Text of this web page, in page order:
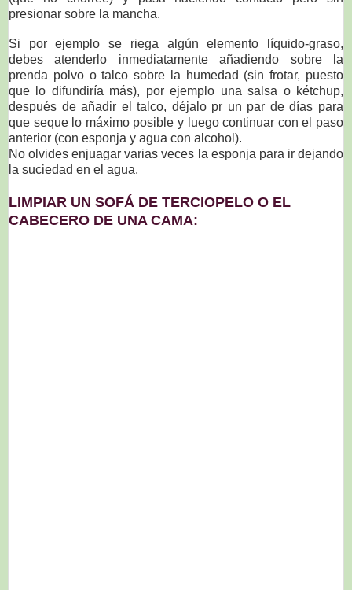
presionar sobre la mancha.
Si por ejemplo se riega algún elemento líquido-graso,
debes atenderlo inmediatamente añadiendo sobre la
prenda polvo o talco sobre la humedad (sin frotar, puesto
que lo difundiría más), por ejemplo una salsa o kétchup,
después de añadir el talco, déjalo pr un par de días para
que seque lo máximo posible y luego continuar con el paso
anterior (con esponja y agua con alcohol).
No olvides enjuagar varias veces la esponja para ir dejando
la suciedad en el agua.
LIMPIAR UN SOFÁ DE TERCIOPELO O EL
CABECERO DE UNA CAMA: